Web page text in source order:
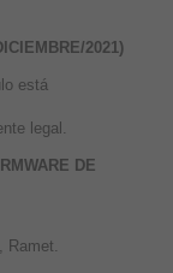
2021)
está
legal.
DE
Ramet.